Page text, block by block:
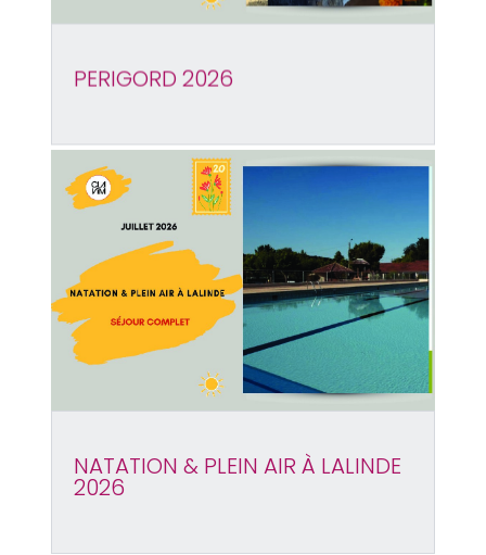
PERIGORD 2026
NATATION & PLEIN AIR À LALINDE
2026